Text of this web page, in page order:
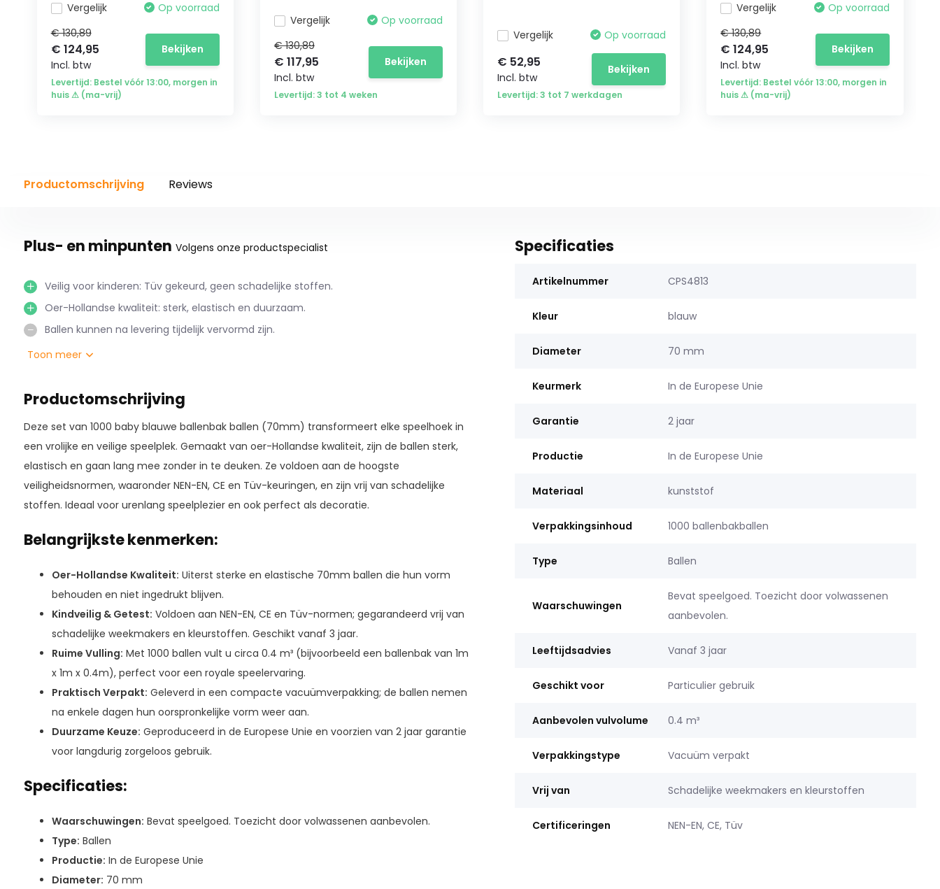
Vergelijk
Op voorraad
€ 130,89
€ 124,95
Incl. btw
Bekijken
Levertijd: Bestel vóór 13:00, morgen in
huis ⚠ (ma-vrij)
Vergelijk
Op voorraad
€ 130,89
€ 117,95
Incl. btw
Bekijken
Levertijd: 3 tot 4 weken
Vergelijk Op voorraad
€ 52,95
Incl. btw
Bekijken
Levertijd: 3 tot 7 werkdagen
Vergelijk
Op voorraad
€ 130,89
€ 124,95
Incl. btw
Bekijken
Levertijd: Bestel vóór 13:00, morgen in
huis ⚠ (ma-vrij)
Productomschrijving Reviews
Plus- en minpunten Volgens onze productspecialist
Veilig voor kinderen: Tüv gekeurd, geen schadelijke stoffen.
Oer-Hollandse kwaliteit: sterk, elastisch en duurzaam.
Ballen kunnen na levering tijdelijk vervormd zijn.
Toon meer
Productomschrijving
Deze set van 1000 baby blauwe ballenbak ballen (70mm) transformeert elke speelhoek in
een vrolijke en veilige speelplek. Gemaakt van oer-Hollandse kwaliteit, zijn de ballen sterk,
elastisch en gaan lang mee zonder in te deuken. Ze voldoen aan de hoogste
veiligheidsnormen, waaronder NEN-EN, CE en Tüv-keuringen, en zijn vrij van schadelijke
stoffen. Ideaal voor urenlang speelplezier en ook perfect als decoratie.
Belangrijkste kenmerken:
Oer-Hollandse Kwaliteit: Uiterst sterke en elastische 70mm ballen die hun vorm
behouden en niet ingedrukt blijven.
Kindveilig & Getest: Voldoen aan NEN-EN, CE en Tüv-normen; gegarandeerd vrij van
schadelijke weekmakers en kleurstoffen. Geschikt vanaf 3 jaar.
Ruime Vulling: Met 1000 ballen vult u circa 0.4 m³ (bijvoorbeeld een ballenbak van 1m
x 1m x 0.4m), perfect voor een royale speelervaring.
Praktisch Verpakt: Geleverd in een compacte vacuümverpakking; de ballen nemen
na enkele dagen hun oorspronkelijke vorm weer aan.
Duurzame Keuze: Geproduceerd in de Europese Unie en voorzien van 2 jaar garantie
voor langdurig zorgeloos gebruik.
Specificaties:
Waarschuwingen: Bevat speelgoed. Toezicht door volwassenen aanbevolen.
Type: Ballen
Productie: In de Europese Unie
Diameter: 70 mm
Specificaties
Artikelnummer CPS4813
Kleur blauw
Diameter 70 mm
Keurmerk In de Europese Unie
Garantie 2 jaar
Productie In de Europese Unie
Materiaal kunststof
Verpakkingsinhoud 1000 ballenbakballen
Type Ballen
Waarschuwingen
Bevat speelgoed. Toezicht door volwassenen
aanbevolen.
Leeftijdsadvies Vanaf 3 jaar
Geschikt voor Particulier gebruik
Aanbevolen vulvolume 0.4 m³
Verpakkingstype Vacuüm verpakt
Vrij van Schadelijke weekmakers en kleurstoffen
Certificeringen NEN-EN, CE, Tüv